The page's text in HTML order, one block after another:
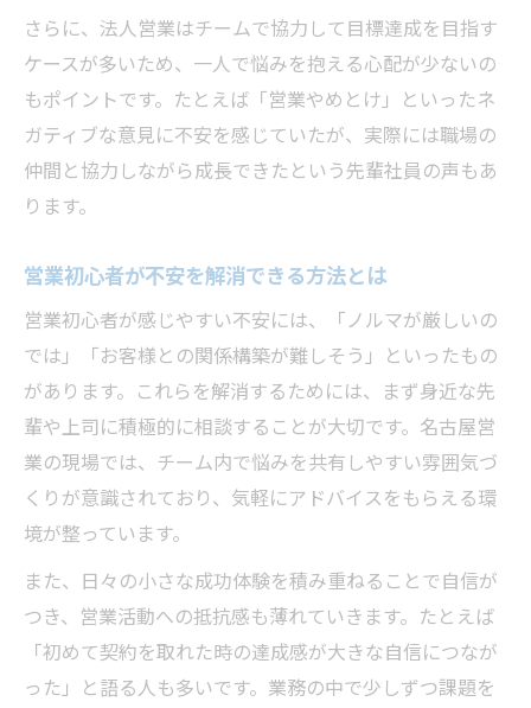
さらに、法人営業はチームで協力して目標達成を目指す
ケースが多いため、一人で悩みを抱える心配が少ないの
もポイントです。たとえば「営業やめとけ」といったネ
ガティブな意見に不安を感じていたが、実際には職場の
仲間と協力しながら成長できたという先輩社員の声もあ
ります。
営業初心者が不安を解消できる方法とは
営業初心者が感じやすい不安には、「ノルマが厳しいの
では」「お客様との関係構築が難しそう」といったもの
があります。これらを解消するためには、まず身近な先
輩や上司に積極的に相談することが大切です。名古屋営
業の現場では、チーム内で悩みを共有しやすい雰囲気づ
くりが意識されており、気軽にアドバイスをもらえる環
境が整っています。
また、日々の小さな成功体験を積み重ねることで自信が
つき、営業活動への抵抗感も薄れていきます。たとえば
「初めて契約を取れた時の達成感が大きな自信につなが
った」と語る人も多いです。業務の中で少しずつ課題を